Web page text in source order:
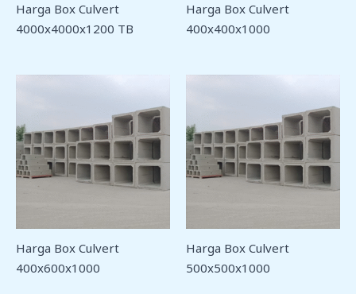
Harga Box Culvert
4000x4000x1200 TB
Harga Box Culvert
400x400x1000
Harga Box Culvert
400x600x1000
Harga Box Culvert
500x500x1000